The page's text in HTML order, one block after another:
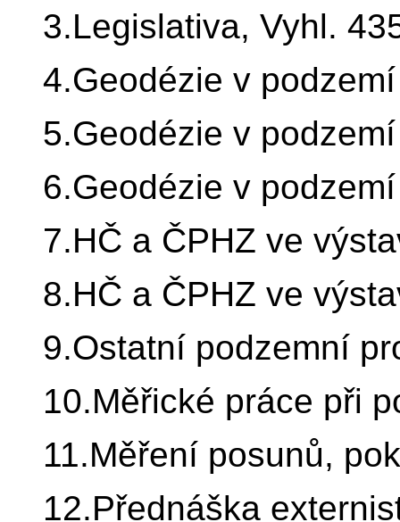
3.Legislativa, Vyhl.
4.Geodézie v
5.Geodézie v
6.Geodézie v
7.HČ a ČPHZ ve
8.HČ a ČPHZ ve
9.Ostatní podzemní
10.Měřické práce při
11.Měření posunů,
12.Přednáška